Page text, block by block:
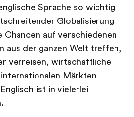
Sprache so wichtig
Globalisierung
Chancen auf verschiedenen
aus der ganzen Welt treffen,
verreisen, wirtschaftliche
Märkten
ist in vielerlei